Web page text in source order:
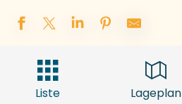
Liste Lageplan